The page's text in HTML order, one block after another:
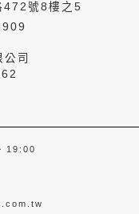
472號8樓之5
司
19:00